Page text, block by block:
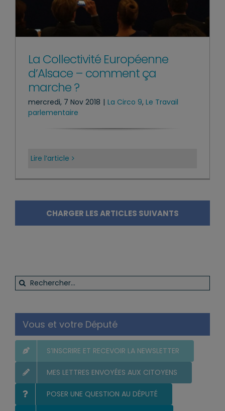
La Collectivité Européenne
d’Alsace – comment ça
marche ?
mercredi, 7 Nov 2018 | La Circo 9, Le Travail
parlementaire
Lire l’article
CHARGER LES ARTICLES SUIVANTS
Rechercher:
Vous et votre Député
S’INSCRIRE ET RECEVOIR LA NEWSLETTER
MES LETTRES ENVOYÉES AUX CITOYENS
POSER UNE QUESTION AU DÉPUTÉ